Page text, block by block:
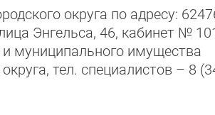
округа по адресу:
Энгельса, 46, кабинет №
и муниципального имущества
тел. специалистов – 8